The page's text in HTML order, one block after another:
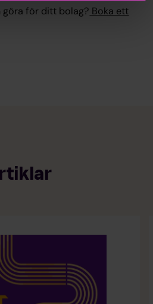
göra för ditt bolag? Boka ett